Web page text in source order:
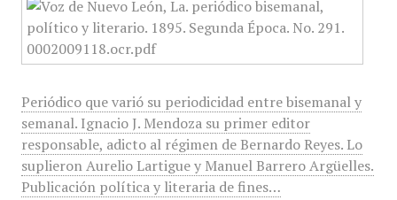
Periódico que varió su periodicidad entre bisemanal y
semanal. Ignacio J. Mendoza su primer editor
responsable, adicto al régimen de Bernardo Reyes. Lo
suplieron Aurelio Lartigue y Manuel Barrero Argüelles.
Publicación política y literaria de fines…